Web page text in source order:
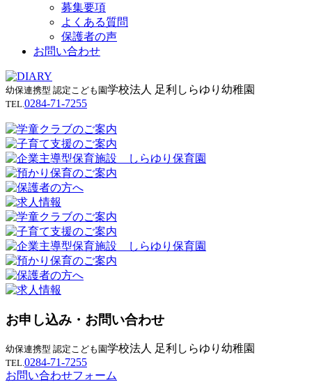
募集要項
よくある質問
保護者の声
お問い合わせ
幼保連携型 認定こども園学校法人 足利しらゆり幼稚園
TEL.0284-71-7255
お申し込み・お問い合わせ
幼保連携型 認定こども園学校法人 足利しらゆり幼稚園
TEL.0284-71-7255
お問い合わせフォーム